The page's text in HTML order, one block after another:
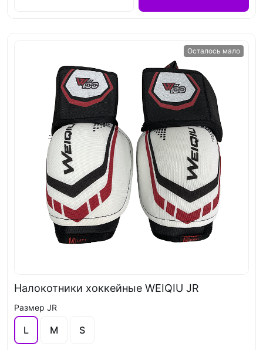
Осталось мало
Налокотники хоккейные WEIQIU JR
Размер JR
L M S